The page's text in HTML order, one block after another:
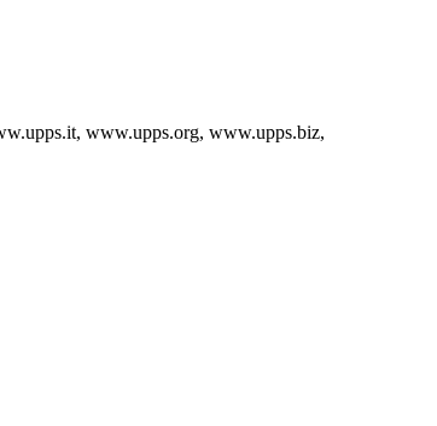
www.upps.org, www.upps.biz,